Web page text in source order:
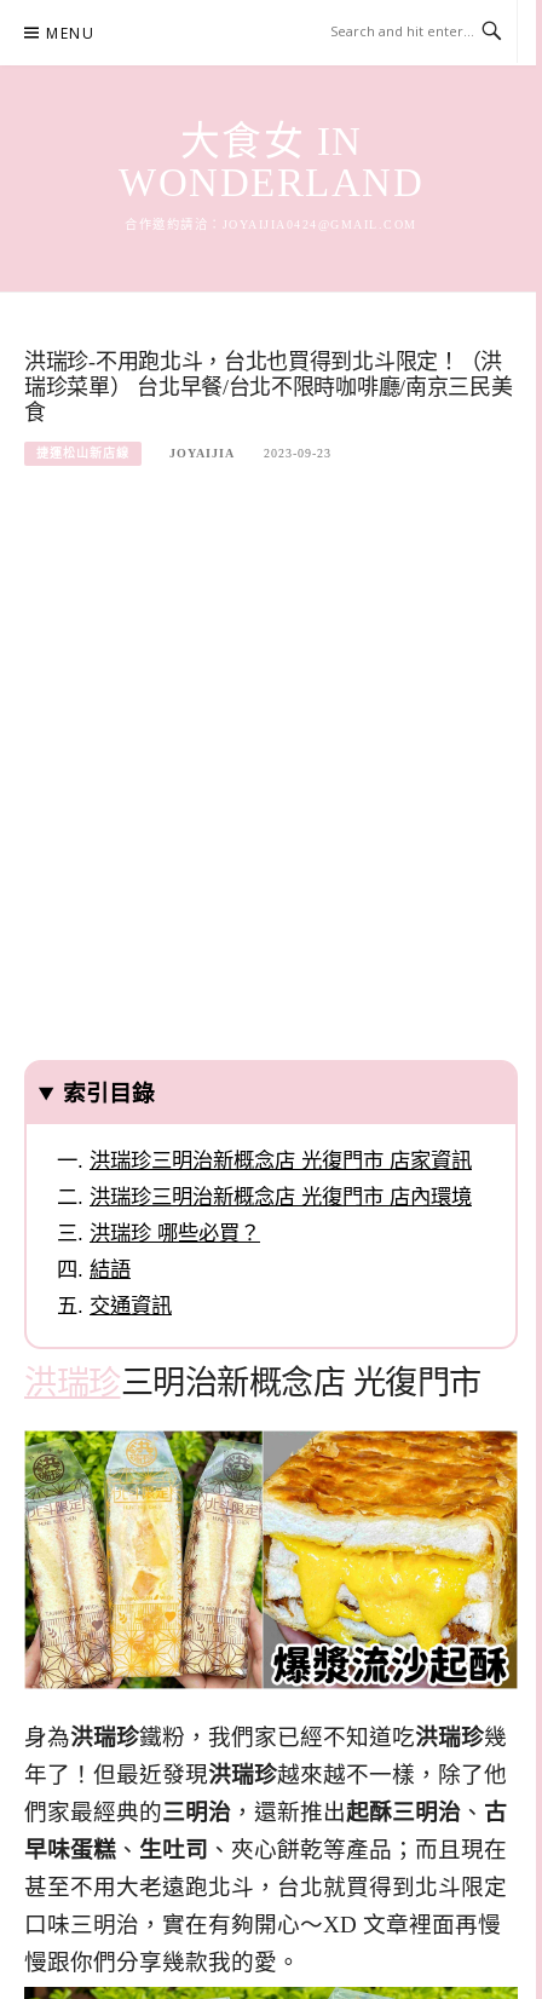
content
MENU
大食女 IN
WONDERLAND
合作邀約請洽： JOYAIJIA0424@GMAIL.COM
洪瑞珍-不用跑北斗，台北也買得到北斗限定！（洪
瑞珍菜單） 台北早餐/台北不限時咖啡廳/南京三民美
食
捷運松山新店線 JOYAIJIA 2023-09-23
索引目錄
洪瑞珍三明治新概念店 光復門市 店家資訊
洪瑞珍三明治新概念店 光復門市 店內環境
洪瑞珍 哪些必買？
結語
交通資訊
洪瑞珍三明治新概念店 光復門市
身為洪瑞珍鐵粉，我們家已經不知道吃洪瑞珍幾
年了！但最近發現洪瑞珍越來越不一樣，除了他
們家最經典的三明治 ，還新推出起酥三明治 、 古
早味蛋糕 、 生吐司 、夾心餅乾等產品；而且現在
甚至不用大老遠跑北斗，台北就買得到北斗限定
口味三明治，實在有夠開心～XD 文章裡面再慢
慢跟你們分享幾款我的愛。